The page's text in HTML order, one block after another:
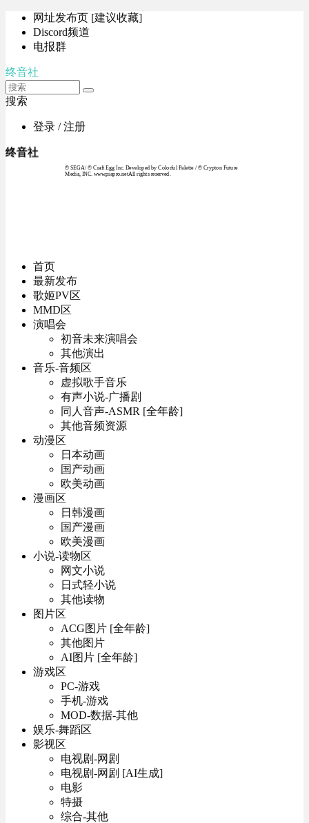
网址发布页 [建议收藏]
Discord频道
电报群
终音社
搜索
登录 / 注册
终音社
© SEGA / © Craft Egg Inc. Developed by Colorful Palette / © Crypton Future
Media, INC. www.piapro.netAll rights reserved.
首页
最新发布
歌姬PV区
MMD区
演唱会
初音未来演唱会
其他演出
音乐-音频区
虚拟歌手音乐
有声小说-广播剧
同人音声-ASMR [全年龄]
其他音频资源
动漫区
日本动画
国产动画
欧美动画
漫画区
日韩漫画
国产漫画
欧美漫画
小说-读物区
网文小说
日式轻小说
其他读物
图片区
ACG图片 [全年龄]
其他图片
AI图片 [全年龄]
游戏区
PC-游戏
手机-游戏
MOD-数据-其他
娱乐-舞蹈区
影视区
电视剧-网剧
电视剧-网剧 [AI生成]
电影
特摄
综合-其他